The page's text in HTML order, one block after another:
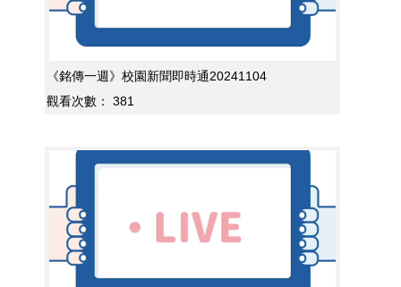
《銘傳一週》校園新聞即時通20241104
觀看次數：
381